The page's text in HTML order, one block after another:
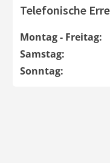
Telefonische
Montag - Freitag:
Samstag:
Sonntag: